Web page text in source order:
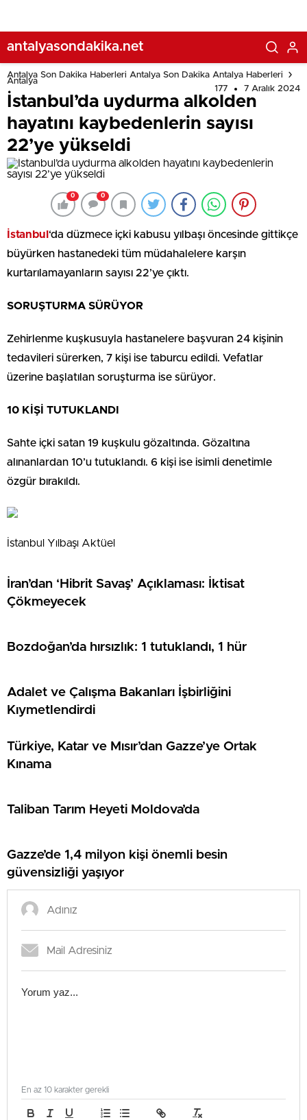
antalyasondakika.net
Antalya Son Dakika Haberleri Antalya Son Dakika Antalya Haberleri
Antalya
177
7 Aralık 2024
İstanbul’da uydurma alkolden
hayatını kaybedenlerin sayısı
22’ye yükseldi
0 0
İstanbul ‘da düzmece içki kabusu yılbaşı öncesinde gittikçe
büyürken hastanedeki tüm müdahalelere karşın
kurtarılamayanların sayısı 22’ye çıktı.
SORUŞTURMA SÜRÜYOR
Zehirlenme kuşkusuyla hastanelere başvuran 24 kişinin
tedavileri sürerken, 7 kişi ise taburcu edildi. Vefatlar
üzerine başlatılan soruşturma ise sürüyor.
10 KİŞİ TUTUKLANDI
Sahte içki satan 19 kuşkulu gözaltında. Gözaltına
alınanlardan 10’u tutuklandı. 6 kişi ise isimli denetimle
özgür bırakıldı.
İstanbul Yılbaşı Aktüel
İran’dan ‘Hibrit Savaş’ Açıklaması: İktisat
Çökmeyecek
Bozdoğan’da hırsızlık: 1 tutuklandı, 1 hür
Adalet ve Çalışma Bakanları İşbirliğini
Kıymetlendirdi
Türkiye, Katar ve Mısır’dan Gazze’ye Ortak
Kınama
Taliban Tarım Heyeti Moldova’da
Gazze’de 1,4 milyon kişi önemli besin
güvensizliği yaşıyor
En az 10 karakter gerekli